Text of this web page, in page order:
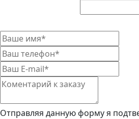
Отправляя данную форму я